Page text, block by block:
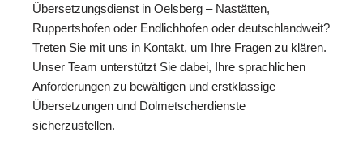
Übersetzungsdienst in Oelsberg – Nastätten,
Ruppertshofen oder Endlichhofen oder deutschlandweit?
Treten Sie mit uns in Kontakt, um Ihre Fragen zu klären.
Unser Team unterstützt Sie dabei, Ihre sprachlichen
Anforderungen zu bewältigen und erstklassige
Übersetzungen und Dolmetscherdienste
sicherzustellen.